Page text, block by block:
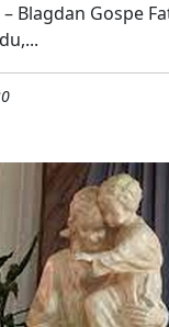
– Blagdan Gospe